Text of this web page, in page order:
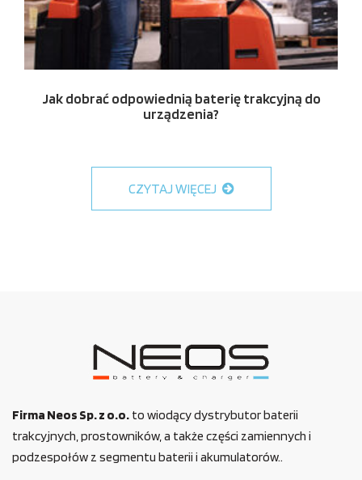
Jak dobrać odpowiednią baterię trakcyjną do
urządzenia?
CZYTAJ WIĘCEJ
Firma Neos Sp. z o.o. to wiodący dystrybutor baterii
trakcyjnych, prostowników, a także części zamiennych i
podzespołów z segmentu baterii i akumulatorów..